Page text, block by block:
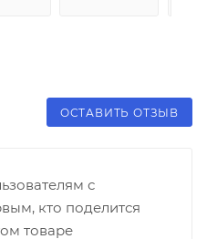
ОСТАВИТЬ ОТЗЫВ
с
кто поделится
товаре